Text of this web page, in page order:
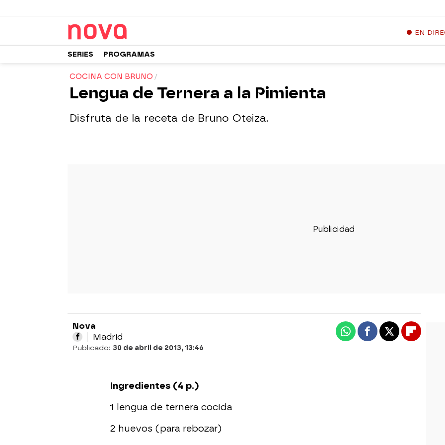
EN
SERIES PROGRAMAS
COCINA CON BRUNO
Lengua de Ternera a la Pimienta
Disfruta de la receta de Bruno Oteiza.
Nova
Madrid
Publicado: 30 de abril de 2013, 13:46
WhatsappFacebook
X
Ingredientes (4 p.)
1 lengua de ternera cocida
2 huevos (para rebozar)